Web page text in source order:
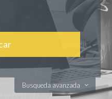
Busqueda avanzada